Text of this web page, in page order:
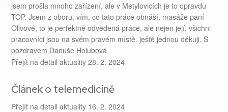
jsem prošla mnoho zařízení, ale v Metylovicích je to opravdu
TOP. Jsem z oboru, vím, co tato práce obnáší, masáže paní
Olivové, to je perfektně odvedená práce, ale nejen její, všichni
pracovníci jsou na svém pravém místě. ještě jednou děkuji. S
pozdravem Danuše Holubová
Přejít na detail aktuality 28. 2. 2024
Článek o telemedicíně
Přejít na detail aktuality 16. 2. 2024